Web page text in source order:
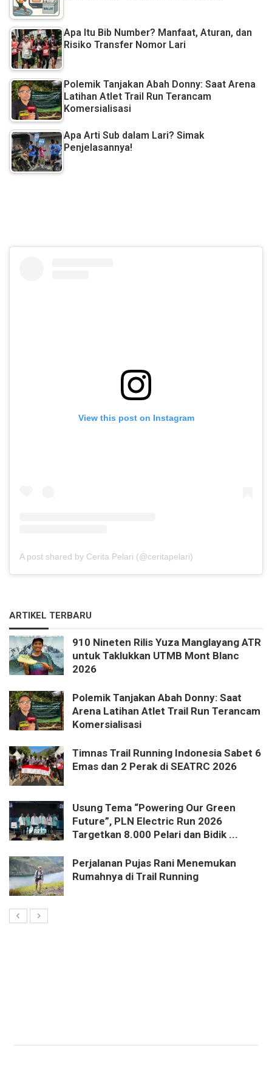
Apa Itu Bib Number? Manfaat, Aturan, dan
Risiko Transfer Nomor Lari
Polemik Tanjakan Abah Donny: Saat Arena
Latihan Atlet Trail Run Terancam
Komersialisasi
Apa Arti Sub dalam Lari? Simak
Penjelasannya!
View this post on Instagram
A post shared by Cerita Pelari (@ceritapelari)
ARTIKEL TERBARU
910 Nineten Rilis Yuza Manglayang ATR
untuk Taklukkan UTMB Mont Blanc
2026
Polemik Tanjakan Abah Donny: Saat
Arena Latihan Atlet Trail Run Terancam
Komersialisasi
Timnas Trail Running Indonesia Sabet 6
Emas dan 2 Perak di SEATRC 2026
Usung Tema “Powering Our Green
Future”, PLN Electric Run 2026
Targetkan 8.000 Pelari dan Bidik ...
Perjalanan Pujas Rani Menemukan
Rumahnya di Trail Running